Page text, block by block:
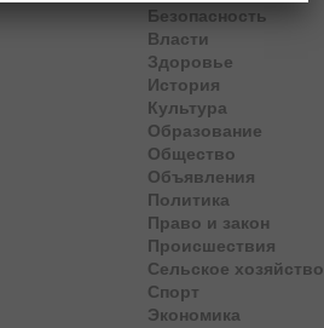
Безопасность
Власти
Здоровье
История
Культура
Образование
Общество
Объявления
Политика
Право и закон
Происшествия
Сельское хозяйство
Спорт
Экономика